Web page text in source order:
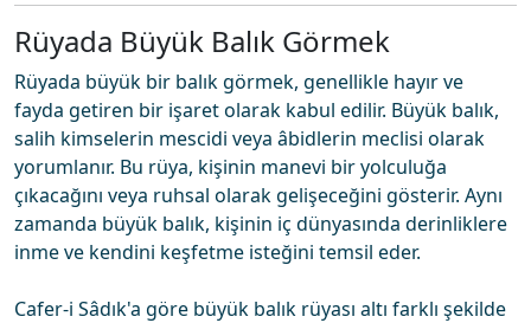
Rüyada Büyük Balık Görmek
Rüyada büyük bir balık görmek, genellikle hayır ve
fayda getiren bir işaret olarak kabul edilir. Büyük balık,
salih kimselerin mescidi veya âbidlerin meclisi olarak
yorumlanır. Bu rüya, kişinin manevi bir yolculuğa
çıkacağını veya ruhsal olarak gelişeceğini gösterir. Aynı
zamanda büyük balık, kişinin iç dünyasında derinliklere
inme ve kendini keşfetme isteğini temsil eder.
Cafer-i Sâdık'a göre büyük balık rüyası altı farklı şekilde